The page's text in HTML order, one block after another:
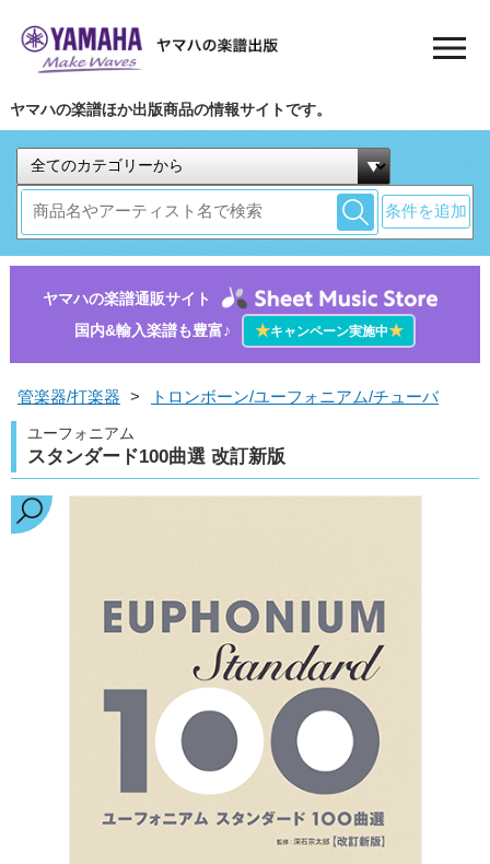
ヤマハの楽譜ほか出版商品の情報サイトです。
条件を追加
ヤマハの楽譜通販サイト
国内&輸入楽譜も豊富♪
★キャンペーン実施中★
管楽器/打楽器 > トロンボーン/ユーフォニアム/チューバ
ユーフォニアム
スタンダード100曲選 改訂新版